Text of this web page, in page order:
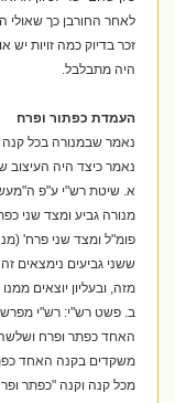
לאחר החורבן כך שאולי
זכר בדיוק כמה זויות יש
היה מתבלבל.
העמדת כפתור ופרח
נאמר שבמנורה בכל קנה
נאמר כיצד היה העיצוב
א. שיטת רש"י ע"פ ה"מעשה
מנורה גביע ומצד שני כפתור
פומ"ל ומצד שני פרח'
ששני גביעים נימצאים זה
מזה, ובעליון יוצאים ממנו
ב. פשט רש"י: רש"י מפרש
האחד כפתר ופרח ושלשה
משקדים בקנה האחד כפתר
מכל קנה וקנה "כפתר ופרח"